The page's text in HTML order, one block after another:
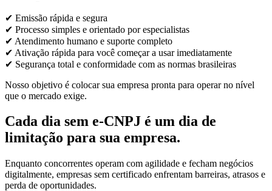
✔ Emissão rápida e segura
✔ Processo simples e orientado por especialistas
✔ Atendimento humano e suporte completo
✔ Ativação rápida para você começar a usar imediatamente
✔ Segurança total e conformidade com as normas brasileiras
Nosso objetivo é colocar sua empresa pronta para operar no nível
que o mercado exige.
Cada dia sem e-CNPJ é um dia de
limitação para sua empresa.
Enquanto concorrentes operam com agilidade e fecham negócios
digitalmente, empresas sem certificado enfrentam barreiras, atrasos e
perda de oportunidades.